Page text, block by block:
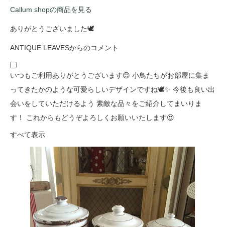
Callum shopの商品を見る
ありがとうございました🕊
ANTIQUE LEAVESからのコメント
いつもご利用ありがとうございます😊 小鳥たちがお部屋に集ま
ってきたかのような可愛らしいデザインですね🕊️✨ 今後も良い出
会いをしていただけるよう 素敵な品々をご紹介してまいりま
す！ これからもどうぞよろしくお願いいたします😍
すべて表示